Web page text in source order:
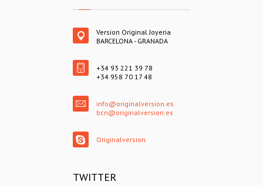
Version Original Joyeria
BARCELONA - GRANADA
+34 93 221 39 78
+34 958 70 17 48
info@originalversion.es
bcn@originalversion.es
Originalversion
TWITTER